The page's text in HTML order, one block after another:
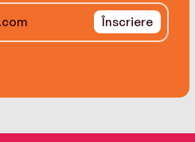
Înscriere